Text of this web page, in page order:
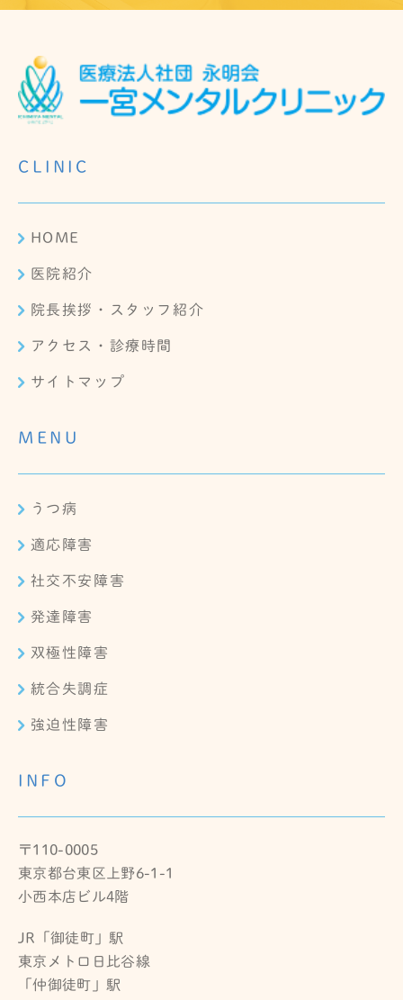
CLINIC
HOME
医院紹介
院長挨拶・スタッフ紹介
アクセス・診療時間
サイトマップ
MENU
うつ病
適応障害
社交不安障害
発達障害
双極性障害
統合失調症
強迫性障害
INFO
〒110-0005
東京都台東区上野6-1-1
小西本店ビル4階
JR「御徒町」駅
東京メトロ日比谷線
「仲御徒町」駅